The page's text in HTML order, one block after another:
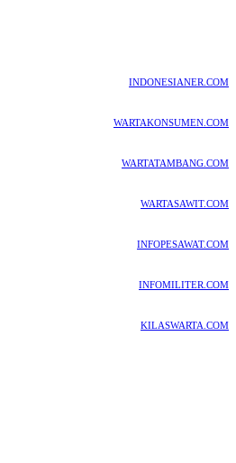
INDONESIANER.COM
WARTAKONSUMEN.COM
WARTATAMBANG.COM
WARTASAWIT.COM
INFOPESAWAT.COM
INFOMILITER.COM
KILASWARTA.COM